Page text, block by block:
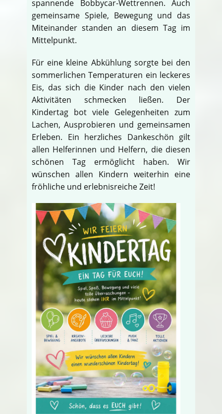
spannende Bobbycar-Wettrennen. Auch
gemeinsame Spiele, Bewegung und das
Miteinander standen an diesem Tag im
Mittelpunkt.
Für eine kleine Abkühlung sorgte bei den
sommerlichen Temperaturen ein leckeres
Eis, das sich die Kinder nach den vielen
Aktivitäten schmecken ließen. Der
Kindertag bot viele Gelegenheiten zum
Lachen, Ausprobieren und gemeinsamen
Erleben. Ein herzliches Dankeschön gilt
allen Helferinnen und Helfern, die diesen
schönen Tag ermöglicht haben. Wir
wünschen allen Kindern weiterhin eine
fröhliche und erlebnisreiche Zeit!